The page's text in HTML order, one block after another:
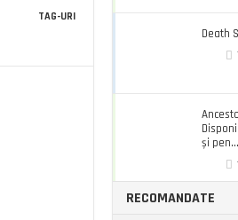
TAG-URI
Death
și pen...
RECOMANDATE